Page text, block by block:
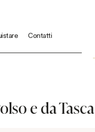
Contatti
e da Tasca